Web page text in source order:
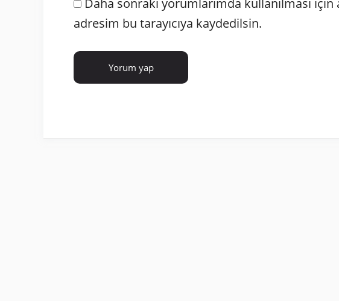
Daha sonraki yorumlarımda kullanılması
adresim bu tarayıcıya kaydedilsin.